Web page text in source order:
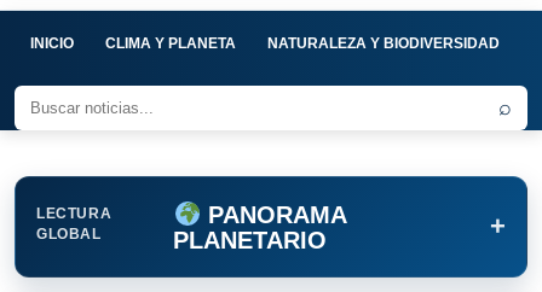
INICIO CLIMA Y PLANETA NATURALEZA Y BIODIVERSIDAD
⌕
LECTURA
GLOBAL
PANORAMA
PLANETARIO
+